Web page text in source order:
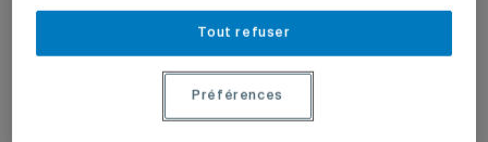
Tout refuser
Préférences